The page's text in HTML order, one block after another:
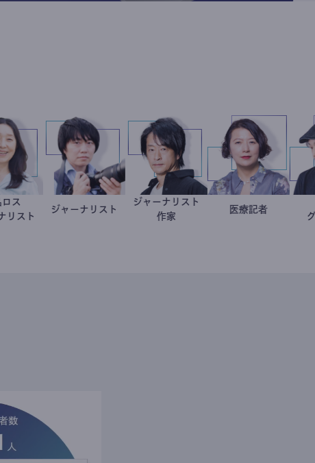
井出留美
ジャーナリスト
志葉玲
ジャーナリスト 鈴木エイト
ジャーナリスト